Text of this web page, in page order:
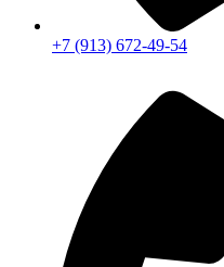
+7 (913) 672-49-54